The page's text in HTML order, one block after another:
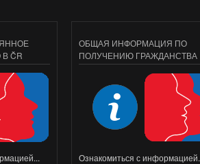
ČR
ОБЩАЯ ИНФОРМАЦИЯ ПО
ПОЛУЧЕНИЮ ГРАЖДАНСТВА
Ознакомиться с